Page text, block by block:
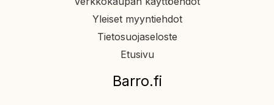
Yleiset myyntiehdot
Tietosuojaseloste
Etusivu
Barro.fi